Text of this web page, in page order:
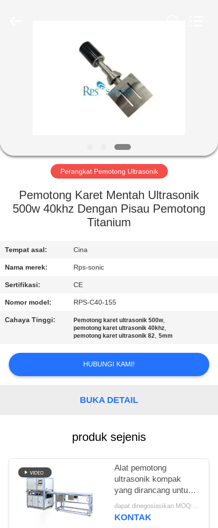
TUR
KONTROL
HUBUNGI
KAMI
BERITA
SITEMAP
Perangkat Pemotong Ultrasonik
Pemotong Karet Mentah Ultrasonik
500w 40khz Dengan Pisau Pemotong
Titanium
Tempat asal: Cina
Nama merek: Rps-sonic
Sertifikasi: CE
Nomor model: RPS-C40-155
Cahaya Tinggi: Pemotong karet ultrasonik 500w,
pemotong karet ultrasonik 40khz,
pemotong karet ultrasonik 82,5mm
HUBUNGI KAMI!
BUKA DETAIL
produk sejenis
Alat pemotong
ultrasonik kompak
yang dirancang untuk
pemotongan tanpa
jahitan kain sintetis
dapat dinegosiasikan MOQ:1pcs
KONTAK